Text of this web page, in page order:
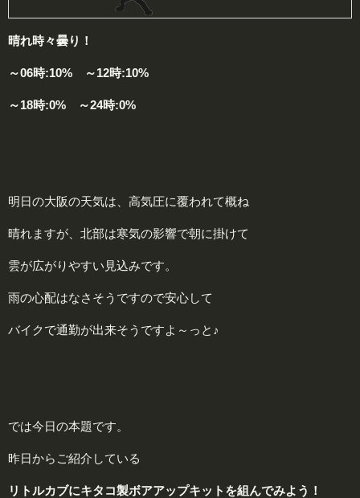
晴れ時々曇り！
～06時:10% ～12時:10%
～18時:0% ～24時:0%
明日の大阪の天気は、高気圧に覆われて概ね
晴れますが、北部は寒気の影響で朝に掛けて
雲が広がりやすい見込みです。
雨の心配はなさそうですので安心して
バイクで通勤が出来そうですよ～っと♪
では今日の本題です。
昨日からご紹介している
リトルカブにキタコ製ボアアップキットを組んでみよう！